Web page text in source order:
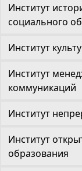
Институт
социального
Институт
Институт
коммуникаций
Институт
Институт
образования